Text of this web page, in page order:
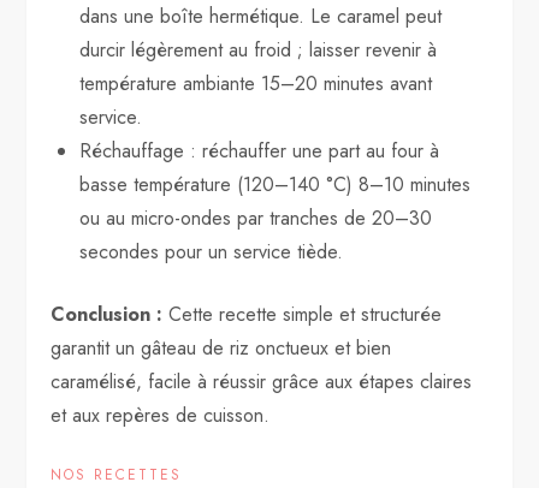
dans une boîte hermétique. Le caramel peut
durcir légèrement au froid ; laisser revenir à
température ambiante 15–20 minutes avant
service.
Réchauffage : réchauffer une part au four à
basse température (120–140 °C) 8–10 minutes
ou au micro-ondes par tranches de 20–30
secondes pour un service tiède.
Conclusion : Cette recette simple et structurée
garantit un gâteau de riz onctueux et bien
caramélisé, facile à réussir grâce aux étapes claires
et aux repères de cuisson.
NOS RECETTES